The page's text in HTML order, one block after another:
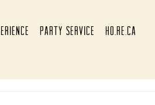
PARTY SERVICE
HO.RE.CA